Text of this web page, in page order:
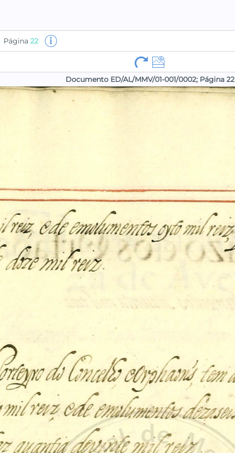
Página 22
Documento ED/AL/MMV/01-001/0002; Página 22